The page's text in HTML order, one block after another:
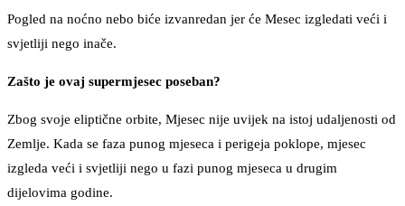
Pogled na noćno nebo biće izvanredan jer će Mesec izgledati veći i
svjetliji nego inače.
Zašto je ovaj supermjesec poseban?
Zbog svoje eliptične orbite, Mjesec nije uvijek na istoj udaljenosti od
Zemlje. Kada se faza punog mjeseca i perigeja poklope, mjesec
izgleda veći i svjetliji nego u fazi punog mjeseca u drugim
dijelovima godine.